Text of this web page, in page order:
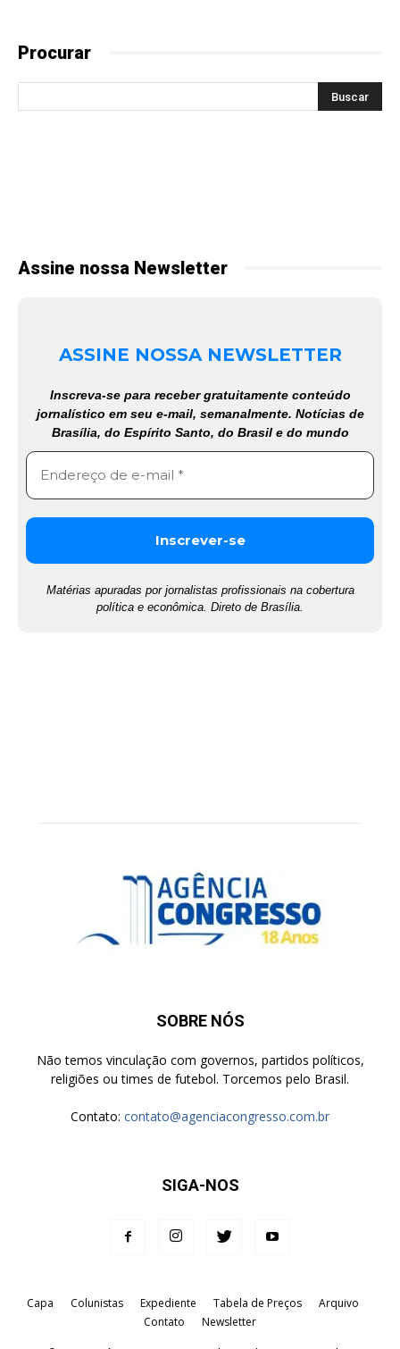
Procurar
Assine nossa Newsletter
ASSINE NOSSA NEWSLETTER
Inscreva-se para receber gratuitamente conteúdo
jornalístico em seu e-mail, semanalmente. Notícias de
Brasília, do Espírito Santo, do Brasil e do mundo
Matérias apuradas por jornalistas profissionais na cobertura
política e econômica. Direto de Brasília.
SOBRE NÓS
Não temos vinculação com governos, partidos políticos,
religiões ou times de futebol. Torcemos pelo Brasil.
Contato: contato@agenciacongresso.com.br
SIGA-NOS
Capa Colunistas Expediente Tabela de Preços
Arquivo
Contato
Newsletter